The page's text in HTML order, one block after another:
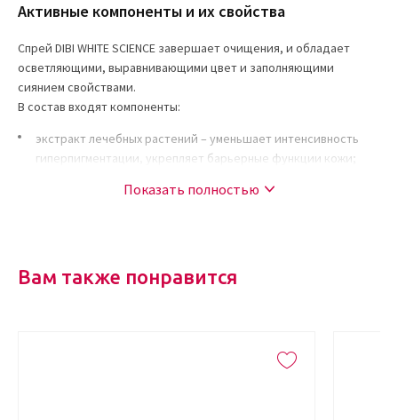
Активные компоненты и их свойства
Спрей DIBI WHITE SCIENCE завершает очищения, и обладает
осветляющими, выравнивающими цвет и заполняющими
сиянием свойствами.
В состав входят компоненты:
экстракт лечебных растений – уменьшает интенсивность
гиперпигментации, укрепляет барьерные функции кожи;
азелоглицин – увлажняет и отбеливает, уменьшает
экстракт корня солодки – регенерирует кожу и
экстракт виноградных косточек – стабилизирует выработку
Показать полностью
Вам также понравится